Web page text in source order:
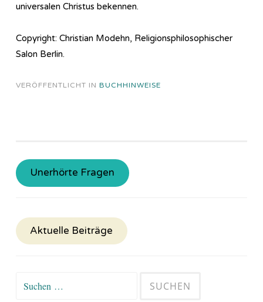
universalen Christus bekennen.
Copyright: Christian Modehn, Religionsphilosophischer
Salon Berlin.
VERÖFFENTLICHT IN BUCHHINWEISE
Unerhörte Fragen
Aktuelle Beiträge
Suchen